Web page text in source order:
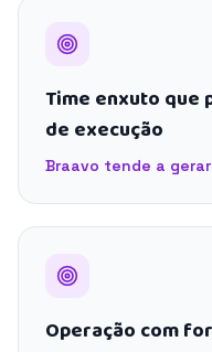
Time enxuto que
de execução
Braavo tende a
Operação com